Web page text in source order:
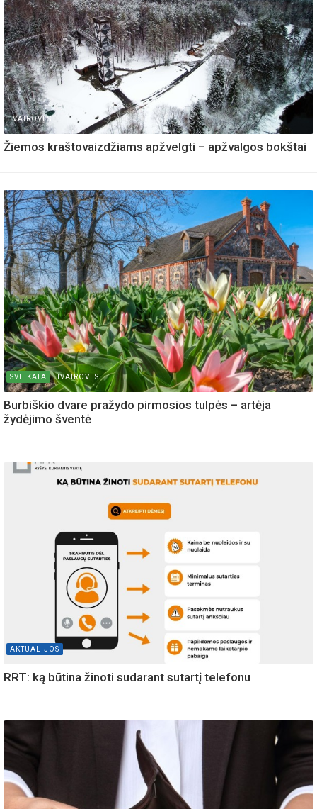
IVAIROVES
Žiemos kraštovaizdžiams apžvelgti – apžvalgos bokštai
SVEIKATA IVAIROVES
Burbiškio dvare pražydo pirmosios tulpės – artėja
žydėjimo šventė
AKTUALIJOS
RRT: ką būtina žinoti sudarant sutartį telefonu